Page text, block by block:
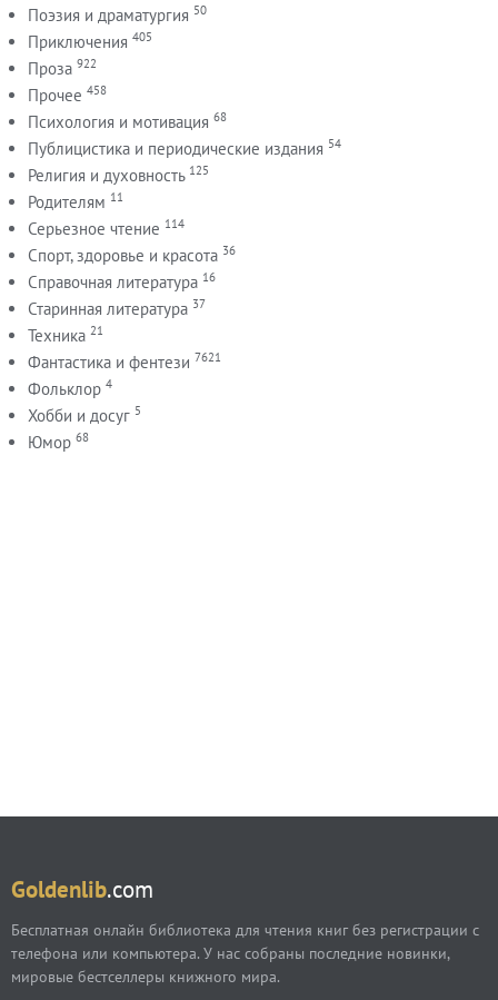
Поэзия и драматургия 50
Приключения 405
Проза 922
Прочее 458
Психология и мотивация 68
Публицистика и периодические издания 54
Религия и духовность 125
Родителям 11
Серьезное чтение 114
Спорт, здоровье и красота 36
Справочная литература 16
Старинная литература 37
Техника 21
Фантастика и фентези 7621
Фольклор 4
Хобби и досуг 5
Юмор 68
Goldenlib.com
Бесплатная онлайн библиотека для чтения книг без регистрации с
телефона или компьютера. У нас собраны последние новинки,
мировые бестселлеры книжного мира.